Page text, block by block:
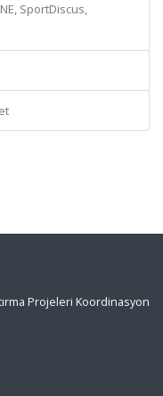
SportDiscus,
Projeleri Koordinasyon